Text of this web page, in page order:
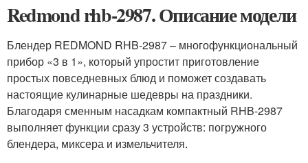
Redmond rhb-2987. Описание модели
Блендер REDMOND RHB-2987 – многофункциональный
прибор «3 в 1», который упростит приготовление
простых повседневных блюд и поможет создавать
настоящие кулинарные шедевры на праздники.
Благодаря сменным насадкам компактный RHB-2987
выполняет функции сразу 3 устройств: погружного
блендера, миксера и измельчителя.